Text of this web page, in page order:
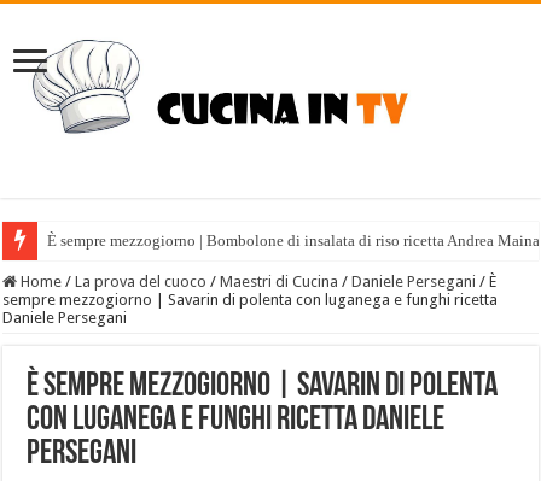
È sempre mezzogiorno | Bombolone di insalata di riso ricetta Andrea
Home / La prova del cuoco / Maestri di Cucina / Daniele Persegani / È
sempre mezzogiorno | Savarin di polenta con luganega e funghi ricetta
Daniele Persegani
È sempre mezzogiorno | Savarin di polenta
con luganega e funghi ricetta Daniele
Persegani